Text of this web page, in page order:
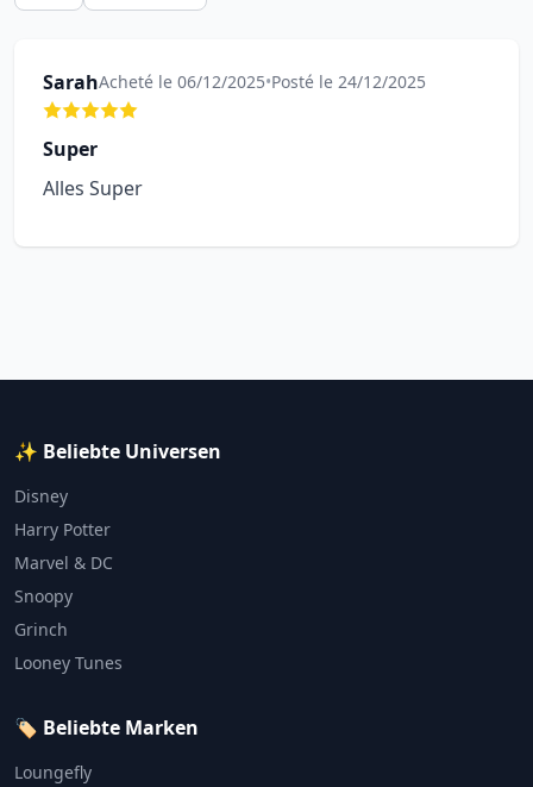
SarahAcheté le 06/12/2025•Posté le 24/12/2025
Super
Alles Super
✨ Beliebte Universen
Disney
Harry Potter
Marvel & DC
Snoopy
Grinch
Looney Tunes
🏷️ Beliebte Marken
Loungefly